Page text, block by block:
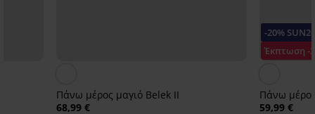
Πάνω μέρος μαγιό Belek II
68,99 €
-20%
Έκπτωση -
Πάνω
59,99 €